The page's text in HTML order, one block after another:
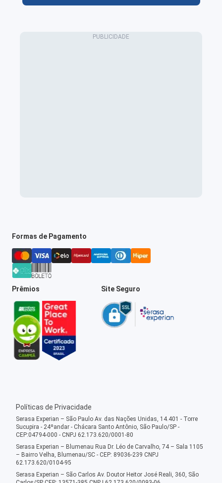
Formas de Pagamento
Prêmios Site Seguro
Políticas de Privacidade
Serasa Experian – São Paulo Av. das Nações Unidas, 14.401 - Torre
Sucupira - 24ºandar - Chácara Santo Antônio, São Paulo/SP -
CEP:04794-000 - CNPJ 62.173.620/0001-80
Serasa Experian – Blumenau Rua Dr. Léo de Carvalho, 74 – Sala 1105
– Bairro Velha, Blumenau/SC - CEP: 89036-239 CNPJ
62.173.620/0104-95
Serasa Experian – São Carlos Av. Doutor Heitor José Reali, 360, São